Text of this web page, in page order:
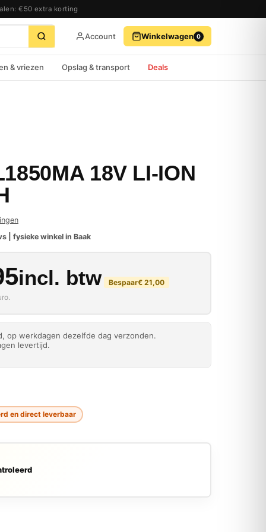
€50 extra korting
Account Winkelwagen 0
& vriezen Opslag & transport Deals
18V LI-ION
| fysieke winkel in Baak
prijs was: €
is: € 49,95.
incl. btw Bespaar€21,00
op werkdagen dezelfde dag verzonden.
levertijd.
en direct leverbaar
BEKIJK WINKELWAGEN AFREKENEN